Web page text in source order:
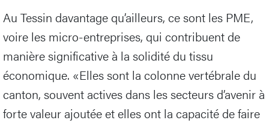
Au Tessin davantage qu’ailleurs, ce sont les PME,
voire les micro-entreprises, qui contribuent de
manière significative à la solidité du tissu
économique. «Elles sont la colonne vertébrale du
canton, souvent actives dans les secteurs d’avenir à
forte valeur ajoutée et elles ont la capacité de faire